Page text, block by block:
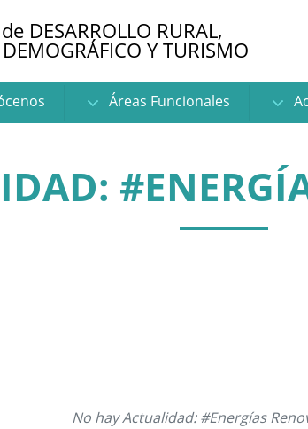
DESARROLLO RURAL,
Y TURISMO
Áreas Funcionales
No hay Actualidad: #Energías